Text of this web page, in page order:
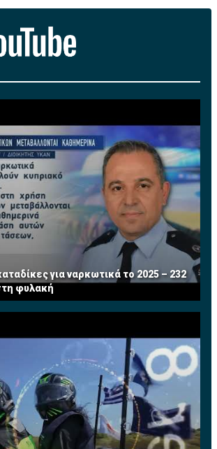
για ναρκωτικά το 2025 – 232
φυλακή